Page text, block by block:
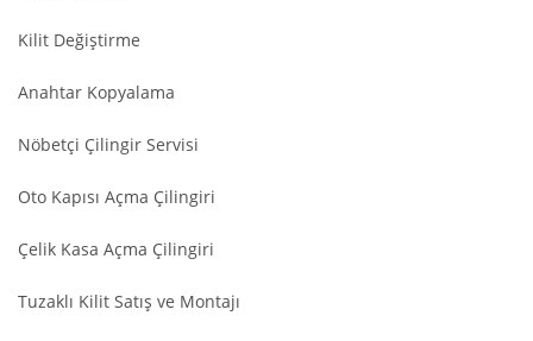
Kilit Değiştirme
Anahtar Kopyalama
Nöbetçi Çilingir Servisi
Oto Kapısı Açma Çilingiri
Çelik Kasa Açma Çilingiri
Tuzaklı Kilit Satış ve Montajı